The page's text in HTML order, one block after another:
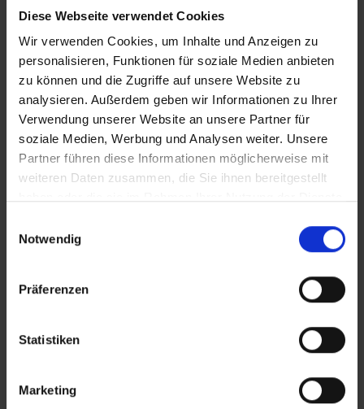
Diese Webseite verwendet Cookies
Wir verwenden Cookies, um Inhalte und Anzeigen zu
personalisieren, Funktionen für soziale Medien anbieten
zu können und die Zugriffe auf unsere Website zu
analysieren. Außerdem geben wir Informationen zu Ihrer
Verwendung unserer Website an unsere Partner für
soziale Medien, Werbung und Analysen weiter. Unsere
Partner führen diese Informationen möglicherweise mit
weiteren Daten zusammen, die Sie ihnen bereitgestellt
Notwendig
Präferenzen
Statistiken
Marketing
Ja, ich habe dieDatenschutzerklärung
gelesen.*